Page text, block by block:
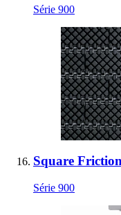
Série 900
Square
Série 900